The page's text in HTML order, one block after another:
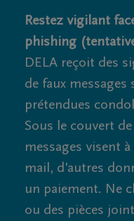
Restez vigilant
phishing
DELA reçoit des
de faux messages
prétendues
Sous le couvert
messages visent
mail, d'autres
un paiement. Ne
ou des pièces